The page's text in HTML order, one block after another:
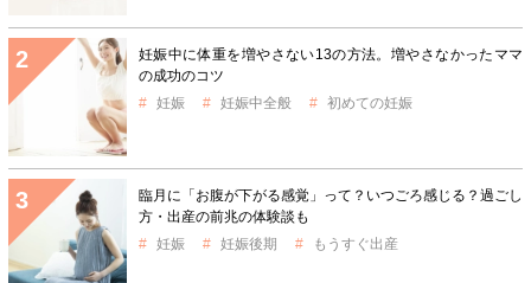
妊娠中に体重を増やさない13の方法。増やさなかったママ
の成功のコツ
妊娠
妊娠中全般 初めての妊娠
臨月に「お腹が下がる感覚」って？いつごろ感じる？過ごし
方・出産の前兆の体験談も
妊娠
妊娠後期 もうすぐ出産